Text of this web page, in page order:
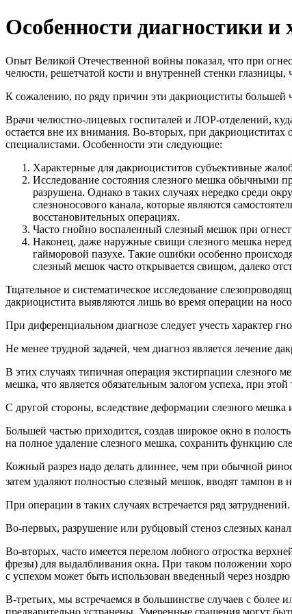
Особенности диагностики
Опыт Великой Отечественной войны показал, что при
челюсти, решетчатой кости и внутренней стенки
К сожалению, по ряду причин эти дакриоциститы большей
Врачи челюстно-лицевых госпиталей и ЛОР-отделений,
остается вне их внимания. Во-вторых, при
специалистами. Особенности эти следующие:
Характерные для дакриоциститов субъективные
Исследование состояния слезного мешка обычными
разрушена. Однако в таких случаях нередко среди
слезноносового канала, которые являются
восстановительных операциях.
Часто гнойно воспаленный слезный мешок при
Наконец, даже наружные свищи слезного мешка
гайморовой пазухе. Такие ошибки особенно
слезный мешок часто открывается свищом, далеко
Тщательное и систематическое исследование
дакриоцистита выявляются лишь во время операции на
При диференциальном диагнозе следует учесть характер
Не менее трудной задачей, чем диагноз является лечение
В этих случаях типичная операция экстирпации слезного
мешка, что является обязательным залогом успеха, при
С другой стороны, вследствие деформации слезного
Большей частью приходится, создав широкое окно в
на полное удаление слезного мешка, сохранить функцию
Кожный разрез надо делать длиннее, чем при обычной
затем удаляют полностью слезный мешок, вводят тампон в
При операции в таких случаях встречается ряд затруднений.
Во-первых, разрушение или рубцовый стеноз слезных
Во-вторых, часто имеется перелом лобного отростка
фрезы) для выдалбливания окна. При таком положении
с успехом может быть использован введенный через
В-третьих, мы встречаемся в большинстве случаев с